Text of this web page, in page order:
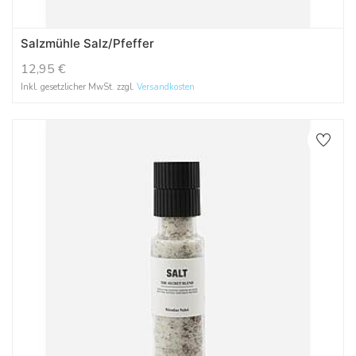
Salzmühle Salz/Pfeffer
12,95 €
Inkl. gesetzlicher MwSt. zzgl. Versandkosten